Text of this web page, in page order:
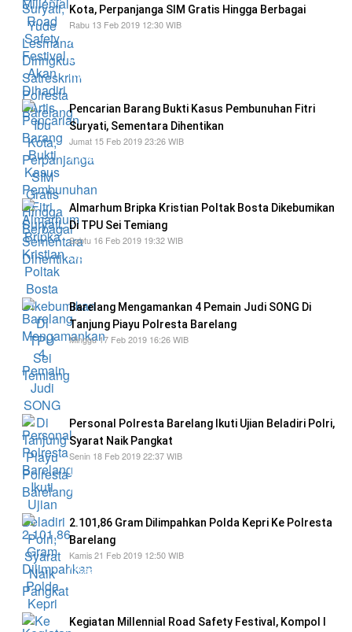
Kota, Perpanjanga SIM Gratis Hingga Berbagai
Rabu 13 Feb 2019 12:30 WIB
Acara Millenial Road Safety Festival yang akan
digelar di daratan Engku Putri, Batam
mendatang
Pencarian Barang Bukti Kasus Pembunuhan Fitri
Suryati, Sementara Dihentikan
Jumat 15 Feb 2019 23:26 WIB
Pihak Polresta Barelang sudah tiga jam tim
Almarhum Bripka Kristian Poltak Bosta Dikebumikan
Di TPU Sei Temiang
Sabtu 16 Feb 2019 19:32 WIB
Sebelum di bawa ke TPU jenazah terlebih
Barelang Mengamankan 4 Pemain Judi SONG Di
Tanjung Piayu Polresta Barelang
Minggu 17 Feb 2019 16:26 WIB
sekira pukul 17.30 Wib pada saat anggota
Personal Polresta Barelang Ikuti Ujian Beladiri Polri,
Syarat Naik Pangkat
Senin 18 Feb 2019 22:37 WIB
Ujian Beladiri Polri tersebut bertujuan dari
Kegiatan ini adalah sebagai
2.101,86 Gram Dilimpahkan Polda Kepri Ke Polresta
Barelang
Kamis 21 Feb 2019 12:50 WIB
"Saat petugas dari Subdit III Ditresnarkoba
Kegiatan Millennial Road Safety Festival, Kompol I